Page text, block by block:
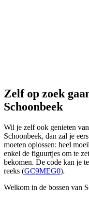
Zelf op zoek
Schoonbeek
Wil je zelf ook genieten
Schoonbeek, dan zal je
moeten oplossen: heel
enkel de figuurtjes om te
bekomen. De code kan je
reeks (GC9MEG0).
Welkom in de bossen van